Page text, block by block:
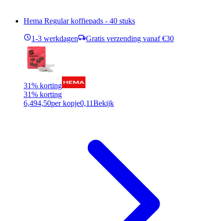
Hema Regular koffiepads - 40 stuks
1-3 werkdagen Gratis verzending vanaf €30
31% korting
31% korting
6,494,50per kopje0,11Bekijk